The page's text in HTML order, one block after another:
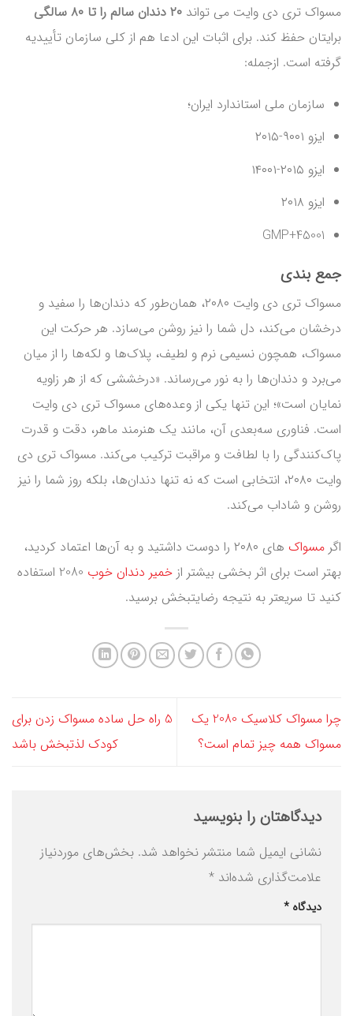
مسواک تری دی وایت می تواند ۲۰ دندان سالم را تا ۸۰ سالگی
برایتان حفظ کند. برای اثبات این ادعا هم از کلی سازمان تأییدیه
گرفته است. ازجمله:
سازمان ملی استاندارد ایران؛
ایزو ۹۰۰۱-۲۰۱۵
ایزو ۲۰۱۵-۱۴۰۰۱
ایزو ۲۰۱۸
GMP+45001
جمع بندی
مسواک تری دی وایت ۲۰۸۰، همان‌طور که دندان‌ها را سفید و
درخشان می‌کند، دل شما را نیز روشن می‌سازد. هر حرکت این
مسواک، همچون نسیمی نرم و لطیف، پلاک‌ها و لکه‌ها را از میان
می‌برد و دندان‌ها را به نور می‌رساند. «درخششی که از هر زاویه
نمایان است»؛ این تنها یکی از وعده‌های مسواک تری دی وایت
است. فناوری سه‌بعدی آن، مانند یک هنرمند ماهر، دقت و قدرت
پاک‌کنندگی را با لطافت و مراقبت ترکیب می‌کند. مسواک تری دی
وایت ۲۰۸۰، انتخابی است که نه تنها دندان‌ها، بلکه روز شما را نیز
روشن و شاداب می‌کند.
اگر مسواک‌
های ۲۰۸۰ را دوست داشتید و به آن‌ها اعتماد کردید،
بهتر است برای اثر بخشی بیشتر از خمیر دندان خوب
2080 استفاده
کنید تا سریعتر به نتیجه رضایتبخش برسید.
چرا مسواک کلاسیک 2080 یک
مسواک همه چیز تمام است؟
5 راه حل ساده مسواک زدن برای
کودک لذتبخش باشد
دیدگاهتان را بنویسید
نشانی ایمیل شما منتشر نخواهد شد. بخش‌های موردنیاز
علامت‌گذاری شده‌اند *
دیدگاه *